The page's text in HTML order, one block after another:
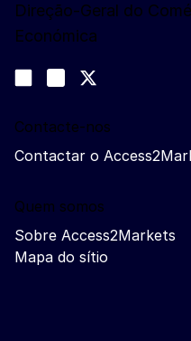
Direção-Geral do
Económica
Join us on LinkedIn
Trade-Off podcast
Contacte-nos
Contactar o
Quem somos
Sobre Access2Markets
Mapa do sítio